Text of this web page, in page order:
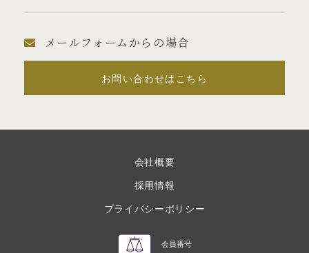
メールフォームからの場合
お問い合わせはこちら
会社概要
採用情報
プライバシーポリシー
会員番号